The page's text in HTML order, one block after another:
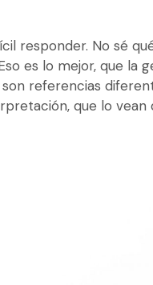
responder. No sé
es lo mejor, que la
son referencias
que lo